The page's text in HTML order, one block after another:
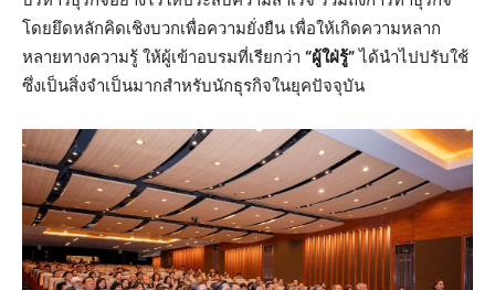
โดยยึดหลักคิดเชิงบวกเพื่อความยั่งยืน เพื่อให้เกิดความหลาก
หลายทางความรู้ ให้ผู้เข้าอบรมที่เรียกว่า “ผู้ใฝ่รู้”ได้นำไปปรับใช้
ซึ่งเป็นสิ่งจำเป็นมากสำหรับนักธุรกิจในยุคปัจจุบัน